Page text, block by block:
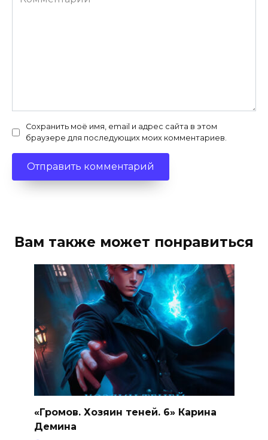
Сохранить моё имя, email и адрес сайта в этом
браузере для последующих моих комментариев.
Вам также может понравиться
«Громов. Хозяин теней. 6» Карина
Демина